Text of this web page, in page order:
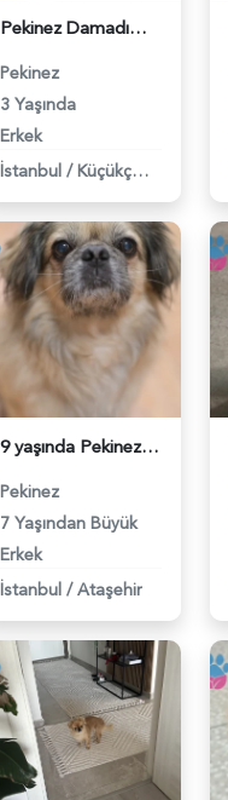
Pekinez Damadımız Hazır Eşlerini Bekliyor - 118984033
Pekinez
3 Yaşında
Erkek
İstanbul / Küçükçekmece
9 yaşında Pekinez Oğlumuza Eş arıyoruz - 118982898
Pekinez
7 Yaşından Büyük
Erkek
İstanbul / Ataşehir